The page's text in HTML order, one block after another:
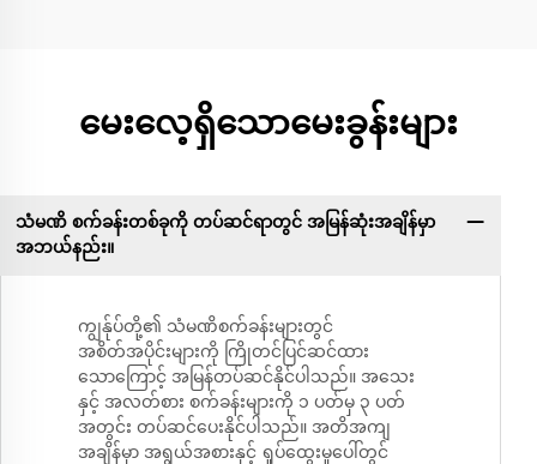
မေးလေ့ရှိသောမေးခွန်းများ
သံမဏိ စက်ခန်းတစ်ခုကို တပ်ဆင်ရာတွင် အမြန်ဆုံးအချိန်မှာ
အဘယ်နည်း။
ကျွန်ုပ်တို့၏ သံမဏိစက်ခန်းများတွင်
အစိတ်အပိုင်းများကို ကြိုတင်ပြင်ဆင်ထား
သောကြောင့် အမြန်တပ်ဆင်နိုင်ပါသည်။ အသေး
နှင့် အလတ်စား စက်ခန်းများကို ၁ ပတ်မှ ၃ ပတ်
အတွင်း တပ်ဆင်ပေးနိုင်ပါသည်။ အတိအကျ
အချိန်မှာ အရွယ်အစားနှင့် ရှုပ်ထွေးမှုပေါ်တွင်